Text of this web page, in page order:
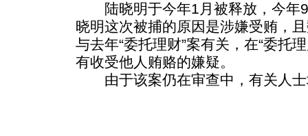
陆晓明于今年1月被释放，今年9
晓明这次被捕的原因是涉嫌受贿，
与去年“委托理财”案有关，在“委托
有收受他人贿赂的嫌疑。
由于该案仍在审查中，有关人士